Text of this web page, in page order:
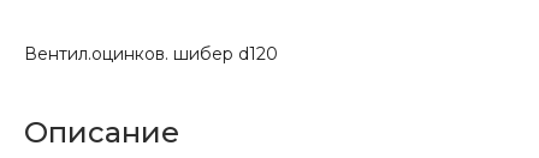
Вентил.оцинков. шибер d120
Описание